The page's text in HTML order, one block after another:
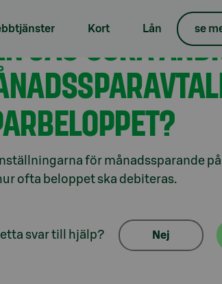
Kort Lån se
JAG GÖRA
för månadssparande
ofta beloppet ska debiteras.
svar till hjälp? Nej